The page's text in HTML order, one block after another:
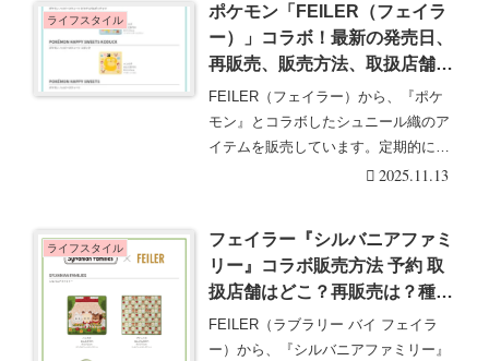
ライフスタイル
ポケモン「FEILER（フェイラ
ー）」コラボ！最新の発売日、
再販売、販売方法、取扱店舗ま
とめ！第2弾はタオル、ポー
チ、バッグなどが2025/11/20か
ら抽選販売！
FEILER（フェイラー）から、『ポケ
モン』とコラボしたシュニール織のア
イテムを販売しています。定期的に新
作も登用して、・・・続きを読む
2025.11.13
ライフスタイル
フェイラー『シルバニアファミ
リー』コラボ販売方法 予約 取
扱店舗はどこ？再販売は？種類
口コミまとめ 最新は2025/1/30
より新発売！
FEILER（ラブラリー バイ フェイラ
ー）から、『シルバニアファミリー』